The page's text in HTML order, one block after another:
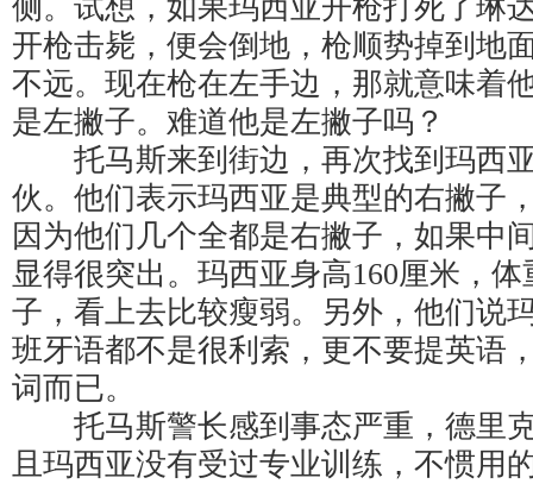
侧。试想，如果玛西亚开枪打死了琳
开枪击毙，便会倒地，枪顺势掉到地
不远。现在枪在左手边，那就意味着
是左撇子。难道他是左撇子吗？
托马斯来到街边，再次找到玛西
伙。他们表示玛西亚是典型的右撇子
因为他们几个全都是右撇子，如果中
显得很突出。玛西亚身高160厘米，
子，看上去比较瘦弱。另外，他们说
班牙语都不是很利索，更不要提英语
词而已。
托马斯警长感到事态严重，德里
且玛西亚没有受过专业训练，不惯用